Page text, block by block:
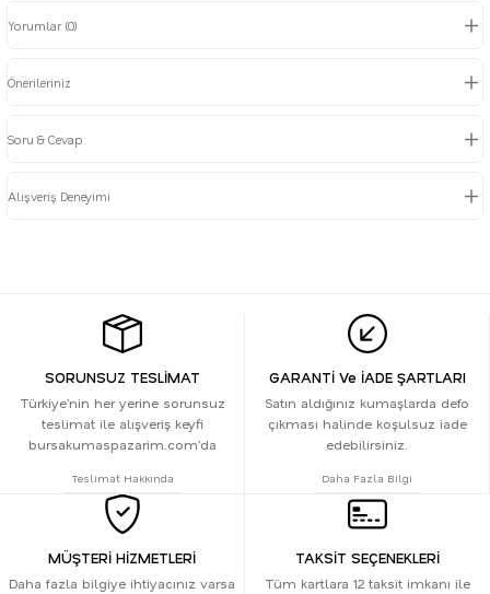
Yorumlar (0)
Önerileriniz
Soru & Cevap
Alışveriş Deneyimi
SORUNSUZ TESLİMAT
Türkiye’nin her yerine sorunsuz
teslimat ile alışveriş keyfi
bursakumaspazarim.com’da
Teslimat Hakkında
GARANTİ Ve İADE ŞARTLARI
Satın aldığınız kumaşlarda defo
çıkması halinde koşulsuz iade
edebilirsiniz.
Daha Fazla Bilgi
MÜŞTERİ HİZMETLERİ
Daha fazla bilgiye ihtiyacınız varsa
TAKSİT SEÇENEKLERİ
Tüm kartlara 12 taksit imkanı ile